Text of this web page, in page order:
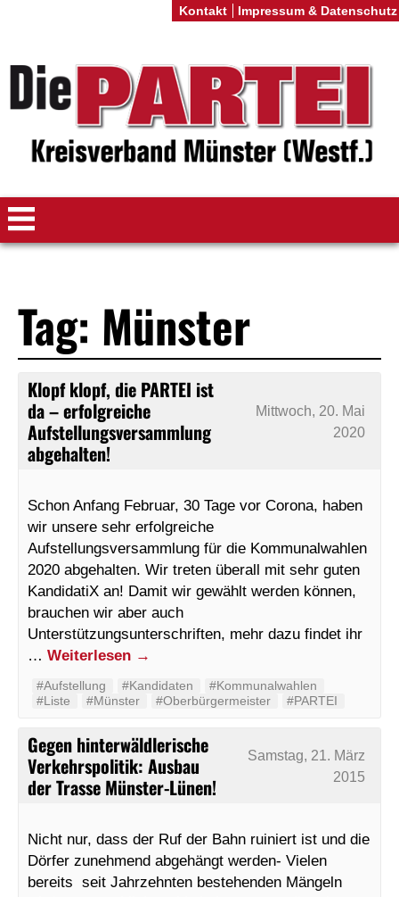
Tag: Münster
Klopf klopf, die PARTEI ist
da – erfolgreiche
Aufstellungsversammlung
abgehalten!
Mittwoch, 20. Mai
2020
Schon Anfang Februar, 30 Tage vor Corona, haben
wir unsere sehr erfolgreiche
Aufstellungsversammlung für die Kommunalwahlen
2020 abgehalten. Wir treten überall mit sehr guten
KandidatiX an! Damit wir gewählt werden können,
brauchen wir aber auch
Unterstützungsunterschriften, mehr dazu findet ihr
… Weiterlesen →
#Aufstellung #Kandidaten
#Kommunalwahlen
#Liste
#Münster #Oberbürgermeister #PARTEI
Gegen hinterwäldlerische
Verkehrspolitik: Ausbau
der Trasse Münster-Lünen!
Samstag, 21. März
2015
Nicht nur, dass der Ruf der Bahn ruiniert ist und die
Dörfer zunehmend abgehängt werden- Vielen
bereits seit Jahrzehnten bestehenden Mängeln
Kontakt Impressum & Datenschutz